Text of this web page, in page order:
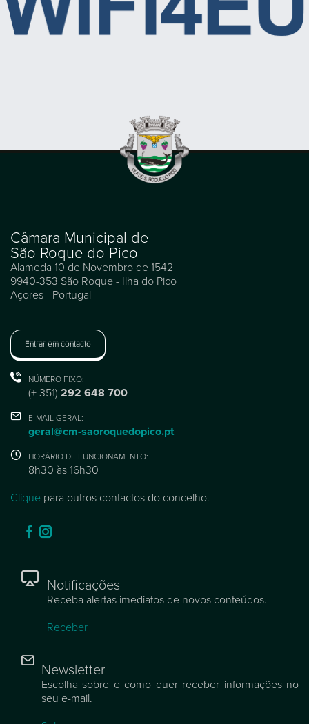
Câmara Municipal de
São Roque do Pico
Alameda 10 de Novembro de 1542
9940-353 São Roque - Ilha do Pico
Açores - Portugal
Entrar em contacto
NÚMERO FIXO:
(+ 351) 292 648 700
E-MAIL GERAL:
geral@cm-saoroquedopico.pt
HORÁRIO DE FUNCIONAMENTO:
8h30 às 16h30
Clique para outros contactos do concelho.
Notificações
Receba alertas imediatos de novos conteúdos.
Receber
Newsletter
Escolha sobre e como quer receber informações no
seu e-mail.